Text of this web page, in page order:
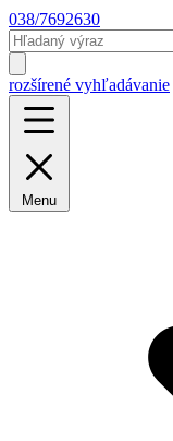
038/7692630
rozšírené vyhľadávanie
Menu